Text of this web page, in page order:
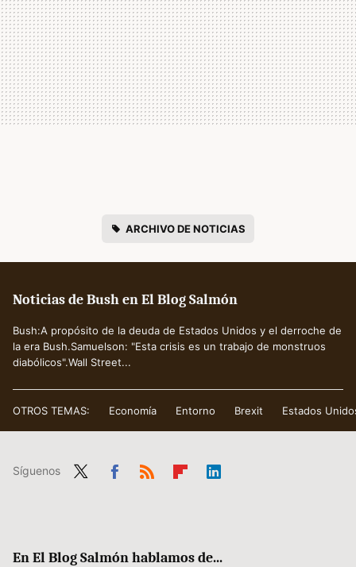
ARCHIVO DE NOTICIAS
Noticias de Bush en El Blog Salmón
Bush:A propósito de la deuda de Estados Unidos y el derroche de
la era Bush.Samuelson: "Esta crisis es un trabajo de monstruos
diabólicos".Wall Street...
OTROS TEMAS: Economía Entorno Brexit Estados
Síguenos
En El Blog Salmón hablamos de...